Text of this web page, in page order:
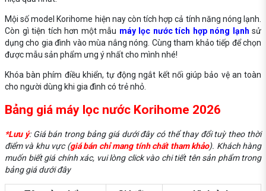
Mội số model Korihome hiện nay còn tích hợp cả tính năng nóng lạnh.
Còn gì tiện tích hơn một mẫu máy lọc nước tích hợp nóng lạnh sử
dụng cho gia đình vào mùa nắng nóng. Cùng tham khảo tiếp để chọn
được mẫu sản phẩm ưng ý nhất cho mình nhé!
Khóa bàn phím điều khiển, tự động ngắt kết nối giúp bảo vệ an toàn
cho người dùng khi gia đình có trẻ nhỏ.
Bảng giá máy lọc nước Korihome 2026
*Lưu ý: Giá bán trong bảng giá dưới đây có thể thay đổi tuỳ theo thời
điểm và khu vực (giá bán chỉ mang tính chất tham khảo). Khách hàng
muốn biết giá chính xác, vui lòng click vào chi tiết tên sản phẩm trong
bảng giá dưới đây